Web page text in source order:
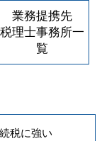
業務提携先
税理士事務所一
覧
税に強い